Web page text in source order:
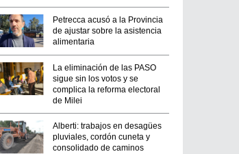
Petrecca acusó a la Provincia
de ajustar sobre la asistencia
alimentaria
La eliminación de las PASO
sigue sin los votos y se
complica la reforma electoral
de Milei
Alberti: trabajos en desagües
pluviales, cordón cuneta y
consolidado de caminos